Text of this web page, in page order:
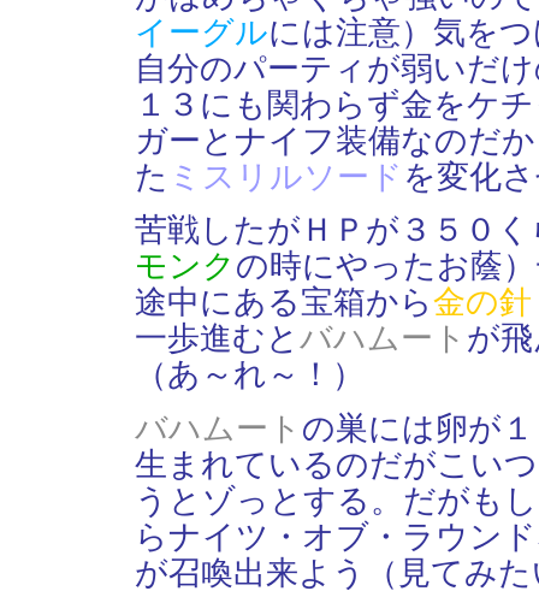
イーグルには注意）気を
自分のパーティが弱いだ
１３にも関わらず金をケ
ガーとナイフ装備なのだ
た ミスリルソード を変化
苦戦したがＨＰが３５０
モンク の時にやったお蔭
途中にある宝箱から金の針
一歩進むと バハムート が
（あ～れ～！）
バハムート の巣には卵が
生まれているのだがこい
うとゾっとする。だがも
らナイツ・オブ・ラウン
が召喚出来よう（見てみ